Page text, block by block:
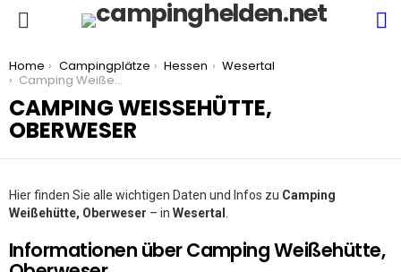
You are here:
Home Campingplätze Hessen
Wesertal
Camping Weißehütte, Oberweser
CAMPING WEISSEHÜTTE, O
BERWESER
Hier finden Sie alle wichtigen Daten und Infos zu Camping
Weißehütte, Oberweser – in Wesertal
Informationen über Camping Weißehütte,